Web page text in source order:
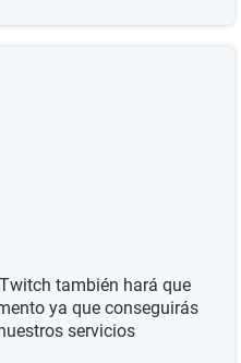
también hará que
ya que conseguirás
servicios